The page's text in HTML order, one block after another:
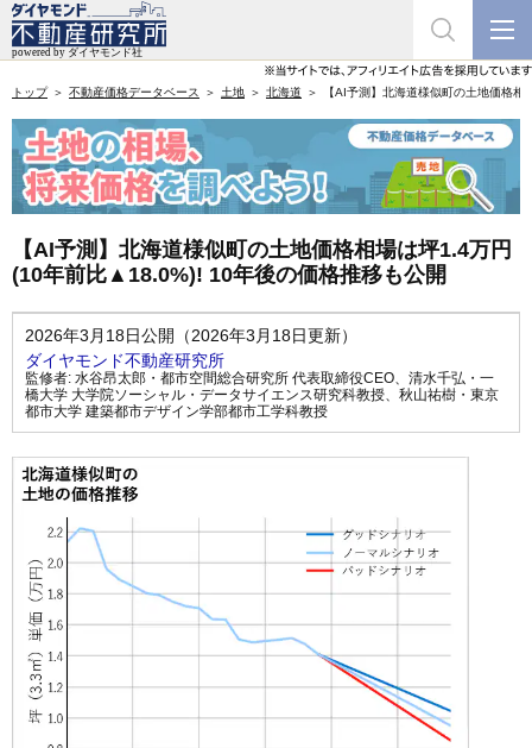
トップ 不動産価格データベース 土地 北海道 【AI予測】北海道様似町の土地価格
【AI予測】北海道様似町の土地価格相場は坪1.4万円
(10年前比▲18.0%)! 10年後の価格推移も公開
2026年3月18日公開（2026年3月18日更新）
ダイヤモンド不動産研究所
監修者: 水谷昂太郎・都市空間総合研究所 代表取締役CEO、 清水千弘・一
橋大学 大学院ソーシャル・データサイエンス研究科教授、 秋山祐樹・東京
都市大学 建築都市デザイン学部都市工学科教授